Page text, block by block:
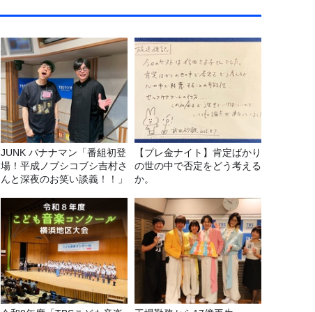
JUNK バナナマン「番組初登
場！平成ノブシコブシ吉村さ
んと深夜のお笑い談義！！」
【プレ金ナイト】肯定ばかり
の世の中で否定をどう考える
か。